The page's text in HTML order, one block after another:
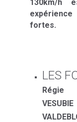
130km/h
fortes.
LES
Régie
VESUBIE